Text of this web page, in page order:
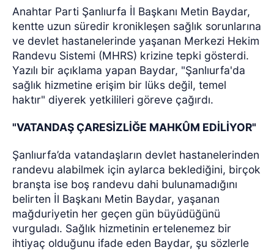
Anahtar Parti Şanlıurfa İl Başkanı Metin Baydar,
kentte uzun süredir kronikleşen sağlık sorunlarına
ve devlet hastanelerinde yaşanan Merkezi Hekim
Randevu Sistemi (MHRS) krizine tepki gösterdi.
Yazılı bir açıklama yapan Baydar, "Şanlıurfa'da
sağlık hizmetine erişim bir lüks değil, temel
haktır" diyerek yetkilileri göreve çağırdı.
"VATANDAŞ ÇARESİZLİĞE MAHKÛM EDİLİYOR"
Şanlıurfa’da vatandaşların devlet hastanelerinden
randevu alabilmek için aylarca beklediğini, birçok
branşta ise boş randevu dahi bulunamadığını
belirten İl Başkanı Metin Baydar, yaşanan
mağduriyetin her geçen gün büyüdüğünü
vurguladı. Sağlık hizmetinin ertelenemez bir
ihtiyaç olduğunu ifade eden Baydar, şu sözlerle